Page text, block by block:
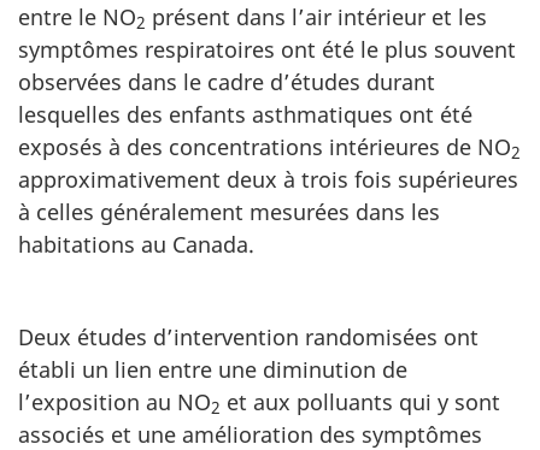
entre le NO2 présent dans l’air intérieur et les
symptômes respiratoires ont été le plus souvent
observées dans le cadre d’études durant
lesquelles des enfants asthmatiques ont été
exposés à des concentrations intérieures de NO2
approximativement deux à trois fois supérieures
à celles généralement mesurées dans les
habitations au Canada.
Deux études d’intervention randomisées ont
établi un lien entre une diminution de
l’exposition au NO2 et aux polluants qui y sont
associés et une amélioration des symptômes